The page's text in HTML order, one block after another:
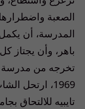
الصعبة
المدرسة، أن
باهر، وأن يجتاز
تخرجه من مدرسة
1969، ارتحل
تايبيه للالتحاق